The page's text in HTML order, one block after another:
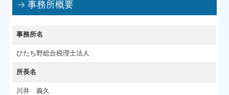
事務所概要
事務所名
ひたち野総合税理士法人
所長名
川井 義久